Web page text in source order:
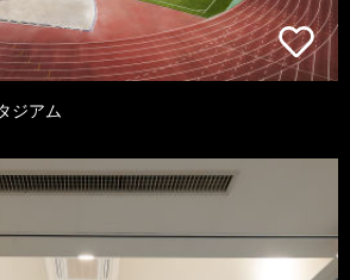
ジアム